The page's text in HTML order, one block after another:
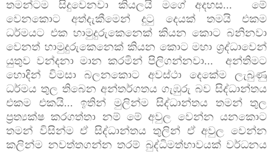
තමන්ටම සිදුවෙනවා කියලයි මගේ අදහස... මේ
වෙනකොට අත්දැකීමෙන් දුටු දෙයක් තමයි එකම
ධර්මයට එක හාමුදුරුකෙනෙක් කියන කොට බනිනවා
වෙනත් හාමුදුරුකෙනෙක් කියන කොට මහා ශ්‍රද්ධාවෙන්
යුතුව වන්දනා මාන කරමින් පිලිගන්නවා... අන්තිමට
හොදින් විමසා බලනකොට අවස්ථා දෙකේම ලැබුණු
ධර්මය තුල තිබෙන අන්තර්ගතය ගැඹුරු බව සිද්ධාන්තය
එකම එකයි... ඉතින් මුලින්ම සිද්ධාන්තය තමන් තුල
ප්‍රත්‍යක්ෂ කරගත්තා නම් මේ අවුල වෙන්න යනකොට
තමන් විසින්ම ඒ සිද්ධාන්තය තුලින් ඒ අවුල වෙන්න
කලින්ම නවත්තගන්න තරම් බුද්ධිමත්භාවයක් වර්ධනය